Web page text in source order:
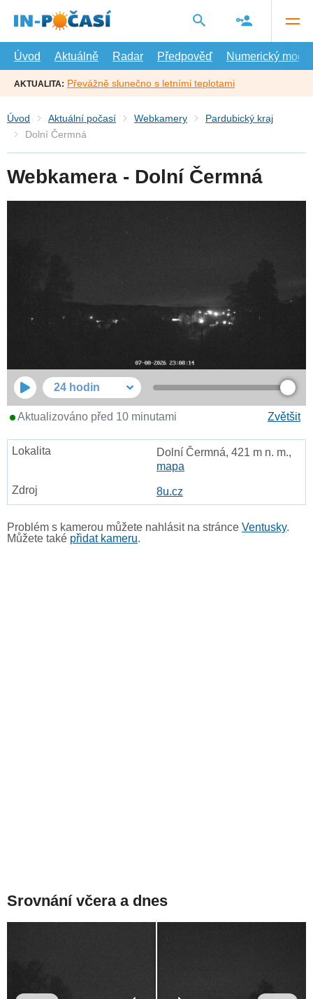
hlavní
Úvod
Aktuálně Radar Předpověď Numerický model
AKTUALITA: Převážně slunečno s letními teplotami
Úvod Aktuální počasí Webkamery
Pardubický kraj
Dolní Čermná
Webkamera - Dolní Čermná
24 hodin
Zvětšit
Aktualizováno před 10 minutami
Dolní Čermná, 421 m n. m.,
mapa
8u.cz
Problém s kamerou můžete nahlásit na stránce Ventusky.
Můžete také přidat kameru.
Srovnání včera a dnes